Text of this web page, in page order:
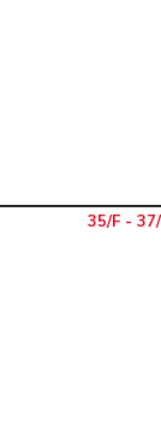
35/F -